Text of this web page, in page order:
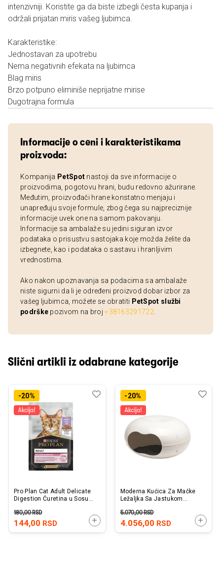
intenzivniji. Koristite ga da biste izbegli česta kupanja i
održali prijatan miris vašeg ljubimca.
Karakteristike:
Jednostavan za upotrebu
Nema negativnih efekata na ljubimca
Blag miris
Brzo potpuno eliminiše neprijatne mirise
Dugotrajna formula
Informacije o ceni i karakteristikama
proizvoda:
Kompanija PetSpot nastoji da sve informacije o
proizvodima, pogotovu hrani, budu redovno ažurirane.
Međutim, proizvođači hrane konstatno menjaju i
unapređuju svoje formule, zbog čega su najpreciznije
informacije uvek one na samom pakovanju.
Informacije sa ambalaže su jedini siguran izvor
podataka o prisustvu sastojaka koje možda želite da
izbegnete, kao i podataka o sastavu i hranljivim
vrednostima.
Ako nakon upoznavanja sa podacima sa ambalaže
niste sigurni da li je određeni proizvod dobar izbor za
vašeg ljubimca, možete se obratiti PetSpot službi
podrške pozivom na broj+38163291722
Slični artikli iz odabrane kategorije
-20%
Pro Plan Cat Adult Delicate
Digestion Ćuretina u Sosu
144,00 RSD
180,00RSD
DODAJTE U KORPU
Dodaj
Uporedi-20%
Moderna Kućica Za Mačke
Ležaljka Sa Jastukom
4.056,00 RSD
5.070,00RSD